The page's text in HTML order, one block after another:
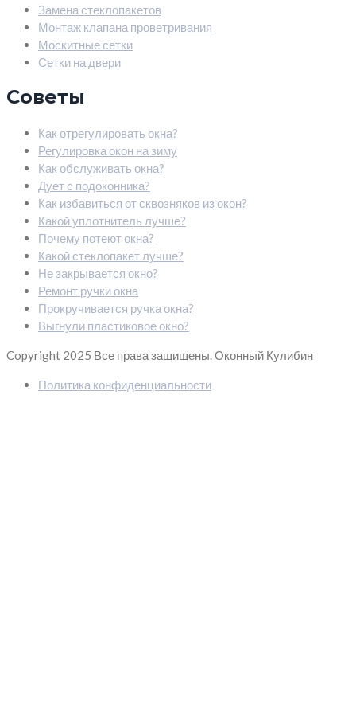
Замена стеклопакетов
Монтаж клапана проветривания
Москитные сетки
Сетки на двери
Советы
Как отрегулировать окна?
Регулировка окон на зиму
Как обслуживать окна?
Дует с подоконника?
Как избавиться от сквозняков из окон?
Какой уплотнитель лучше?
Почему потеют окна?
Какой стеклопакет лучше?
Не закрывается окно?
Ремонт ручки окна
Прокручивается ручка окна?
Выгнули пластиковое окно?
Copyright 2025 Все права защищены. Оконный Кулибин
Политика конфиденциальности